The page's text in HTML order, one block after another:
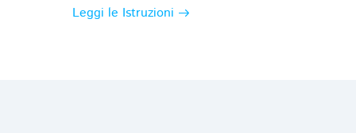
Leggi le Istruzioni